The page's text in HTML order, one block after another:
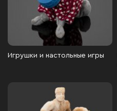
Игрушки и настольные игры